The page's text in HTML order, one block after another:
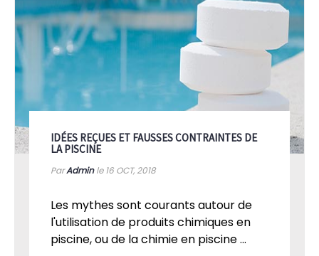
IDÉES REÇUES ET FAUSSES CONTRAINTES DE
LA PISCINE
ParAdminle 16 OCT, 2018
Les mythes sont courants autour de
l'utilisation de produits chimiques en
piscine, ou de la chimie en piscine ...